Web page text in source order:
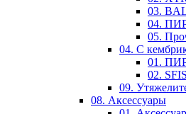
03.
04.
05.
04. С
01.
02.
09.
08. Аксессуары